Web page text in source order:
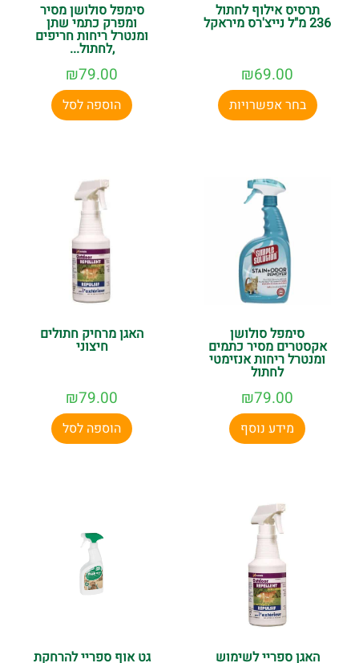
תרסיס אילוף לחתול
236 מ"ל נייצ'רס מיראקל
₪69.00
בחר אפשרויות
סימפל סולושן מסיר
ומפרק כתמי שתן
ומנטרל ריחות חריפים
,לחתול...
₪79.00
הוספה לסל
סימפל סולושן
אקסטרים מסיר כתמים
ומנטרל ריחות אנזימטי
לחתול
₪79.00
מידע נוסף
האגן מרחיק חתולים
חיצוני
₪79.00
הוספה לסל
האגן ספריי לשימוש גט אוף ספריי להרחקת